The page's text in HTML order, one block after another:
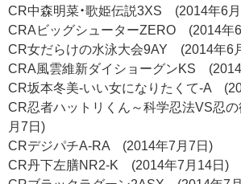
CR中森明菜・歌姫伝説3XS (2014年6
CRAビッグシューターZERO (2014年
CR女だらけの水泳大会9AY (2014年6
CRA風雲維新ダイショーグンKS
CR坂本冬美-いい女になりたくて-A
CR忍者ハットリくん～科学忍法VS忍
月7日)
CRデジパチA-RA (2014年7月7日)
CR丹下左膳NR2-K (2014年7月14日)